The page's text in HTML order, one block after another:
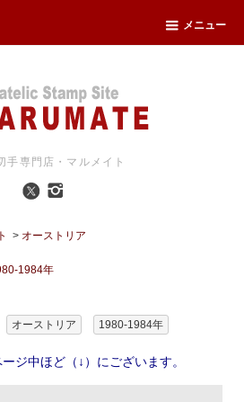
メニュー
手専門店・マルメイト
> オーストリア
1984年
オーストリア 1980-1984年
ジ中ほど（↓）にございます。